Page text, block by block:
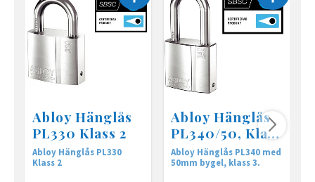
Abloy Hänglås
PL330 Klass 2
Abloy Hänglås PL330
Klass 2
Abloy Hänglås
PL340/50, Klass
3
Abloy Hänglås PL340 med
50mm bygel, klass 3.